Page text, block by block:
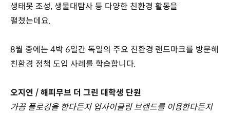
생태못 조성, 생물대탐사 등 다양한 친환경 활동을
펼쳤는데요.
8월 중에는 4박 6일간 독일의 주요 친환경 랜드마크를 방문해
친환경 정책 도입 사례를 학습합니다.
오지연 / 해피무브 더 그린 대학생 단원
가끔 플로깅을 한다든지 업사이클링 브랜드를 이용한다든지